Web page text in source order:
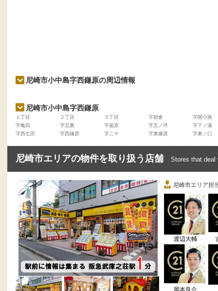
尼崎市小中島字西鎌原の周辺情報
尼崎市小中島字西鎌原
１丁目 ２丁目 ３丁目 字朝倉
字開小路
字亀田
字北裏 字菰原 字五ノ坪
字下ノ瀬
字西生田
字西鎌原 字二十 字東鎌原 字東ノ口
尼崎市エリアの物件を取り扱う店舗 Stores that deal
尼崎市エリア担
渡辺大輔
岡本良介